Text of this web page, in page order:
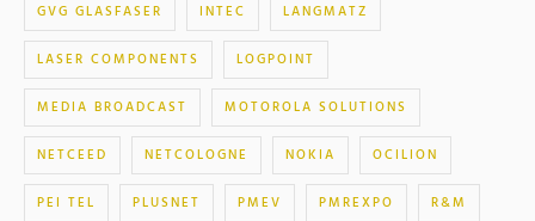
GVG GLASFASER INTEC LANGMATZ
LASER COMPONENTS LOGPOINT
MEDIA BROADCAST MOTOROLA SOLUTIONS
NETCEED NETCOLOGNE NOKIA OCILION
PEI TEL PLUSNET PMEV PMREXPO R&M